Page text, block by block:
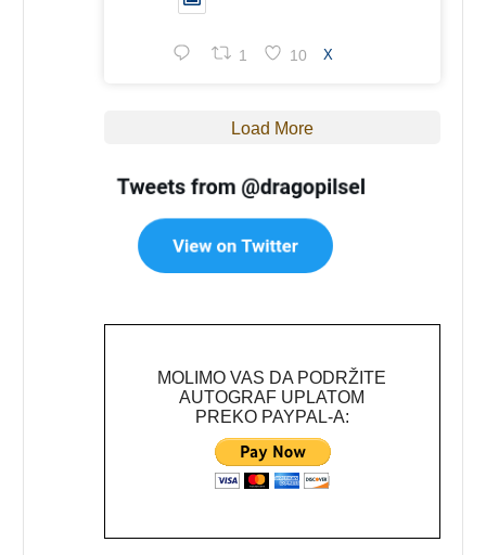
1 10 X
Load More
MOLIMO VAS DA PODRŽITE
AUTOGRAF UPLATOM
PREKO PAYPAL-A: